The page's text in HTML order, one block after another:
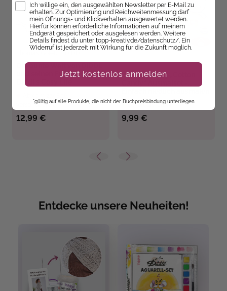
Die bunte Welt von DIDDL
und seinen Freunden -
Diddl's Cosy Life
versandbereit
12,99 €
Cosy Coloring „Cotton
Sofort Lieferbar
9,99 €
Entdecke unsere Neuheiten!
Opt-InIch willige ein, den ausgewählten Newsletter per E-Mail zu
erhalten. Zur Optimierung und Reichweitenmessung darf
mein Öffnungs- und Klickverhalten ausgewertet werden.
Hierfür können erforderliche Informationen auf meinem
Endgerät gespeichert oder ausgelesen werden. Weitere
Details findest du unter topp-kreativ.de/datenschutz/. Ein
Widerruf ist jederzeit mit Wirkung für die Zukunft möglich.
Jetzt kostenlos anmelden
*gültig auf alle Produkte, die nicht der Buchpreisbindung unterliegen